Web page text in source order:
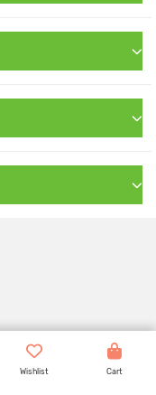
Wishlist Cart